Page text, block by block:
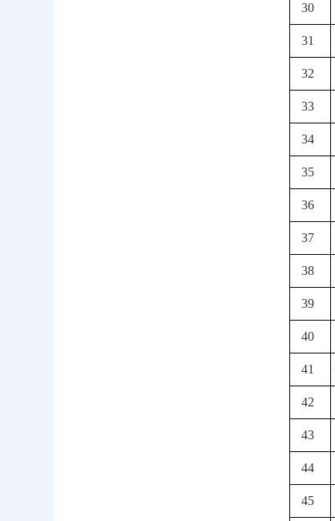
30
31
32
33
34
35
36
37
38
39
40
41
42
43
44
45